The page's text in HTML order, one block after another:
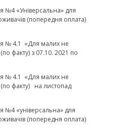
№4 «Універсальна» для
(попередня оплата)
№ 4.1 «Для малих не
факту) з 07.10. 2021 по
№ 4.1 «Для малих не
факту) на листопад
№4 «універсальна» для
(попередня оплата)